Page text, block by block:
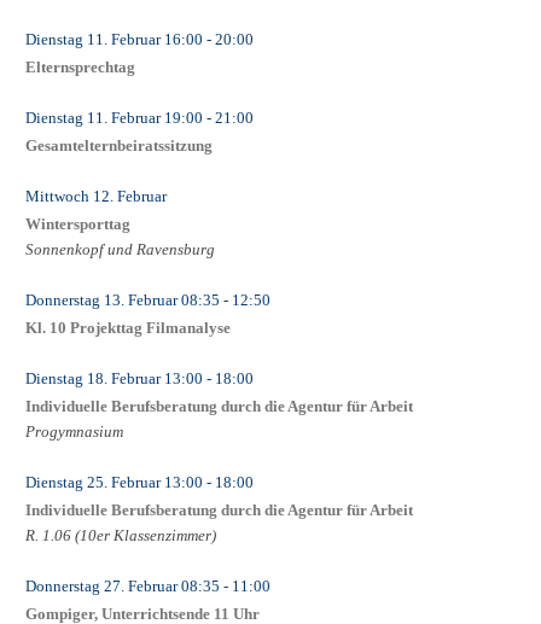
Dienstag 11. Februar16:00 - 20:00
Elternsprechtag
Dienstag 11. Februar19:00 - 21:00
Gesamtelternbeiratssitzung
Mittwoch 12. Februar
Wintersporttag
Sonnenkopf und Ravensburg
Donnerstag 13. Februar08:35 - 12:50
Kl. 10 Projekttag Filmanalyse
Dienstag 18. Februar13:00 - 18:00
Individuelle Berufsberatung durch die Agentur für Arbeit
Progymnasium
Dienstag 25. Februar13:00 - 18:00
Individuelle Berufsberatung durch die Agentur für Arbeit
R. 1.06 (10er Klassenzimmer)
Donnerstag 27. Februar08:35 - 11:00
Gompiger, Unterrichtsende 11 Uhr